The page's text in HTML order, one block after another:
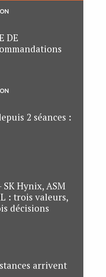
DE
2 séances :
Hynix, ASM
: trois valeurs,
décisions
arrivent